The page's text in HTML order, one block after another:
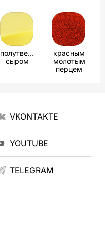
полутвердым
сыром
красным
молотым
перцем
VKONTAKTE
YOUTUBE
TELEGRAM